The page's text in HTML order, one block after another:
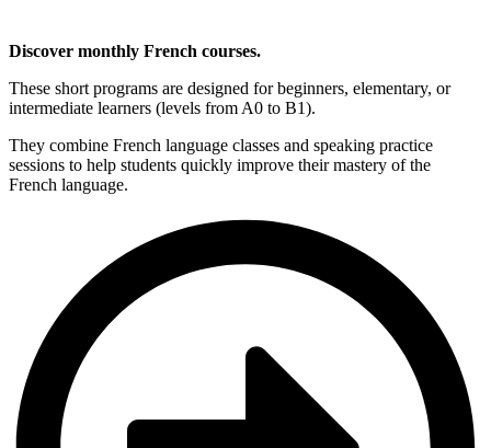
Discover monthly French courses.
These short programs are designed for beginners, elementary, or
intermediate learners (levels from A0 to B1).
They combine French language classes and speaking practice
sessions to help students quickly improve their mastery of the
French language.